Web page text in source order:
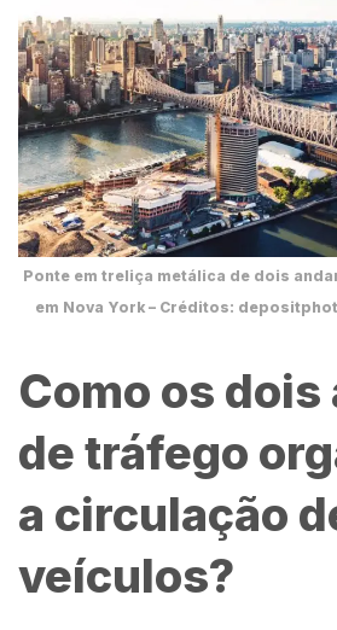
Ponte em treliça metálica de dois
em Nova York – Créditos:
Como os dois
de tráfego
a circulação
veículos?